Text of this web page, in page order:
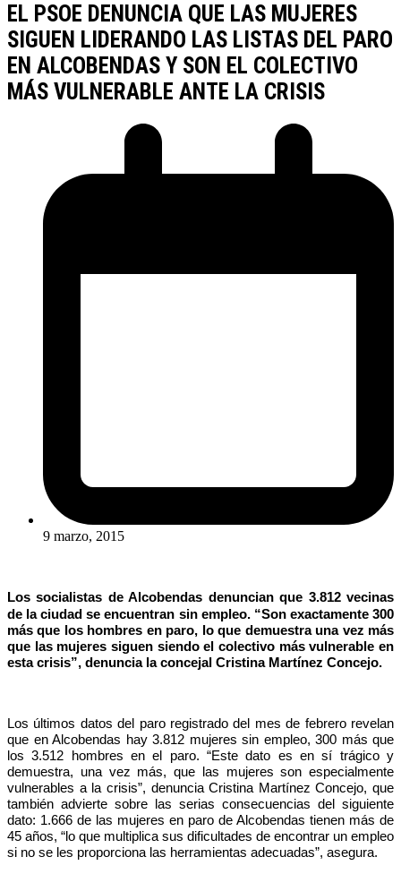
EL PSOE DENUNCIA QUE LAS MUJERES
SIGUEN LIDERANDO LAS LISTAS DEL PARO
EN ALCOBENDAS Y SON EL COLECTIVO
MÁS VULNERABLE ANTE LA CRISIS
9 marzo, 2015
Los socialistas de Alcobendas denuncian que 3.812 vecinas
de la ciudad se encuentran sin empleo. “Son exactamente 300
más que los hombres en paro, lo que demuestra una vez más
que las mujeres siguen siendo el colectivo más vulnerable en
esta crisis”, denuncia la concejal Cristina Martínez Concejo.
Los últimos datos del paro registrado del mes de febrero revelan
que en Alcobendas hay 3.812 mujeres sin empleo, 300 más que
los 3.512 hombres en el paro. “Este dato es en sí trágico y
demuestra, una vez más, que las mujeres son especialmente
vulnerables a la crisis”, denuncia Cristina Martínez Concejo, que
también advierte sobre las serias consecuencias del siguiente
dato: 1.666 de las mujeres en paro de Alcobendas tienen más de
45 años, “lo que multiplica sus dificultades de encontrar un empleo
si no se les proporciona las herramientas adecuadas”, asegura.